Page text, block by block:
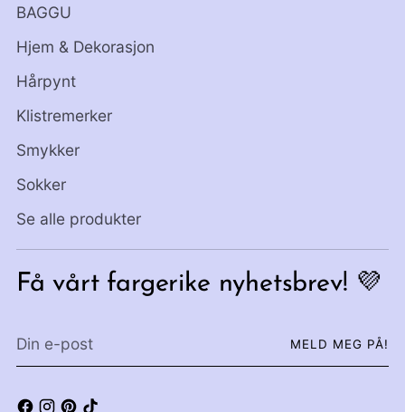
BAGGU
Hjem & Dekorasjon
Hårpynt
Klistremerker
Smykker
Sokker
Se alle produkter
Få vårt fargerike nyhetsbrev! 💜
e-
MELD MEG PÅ!